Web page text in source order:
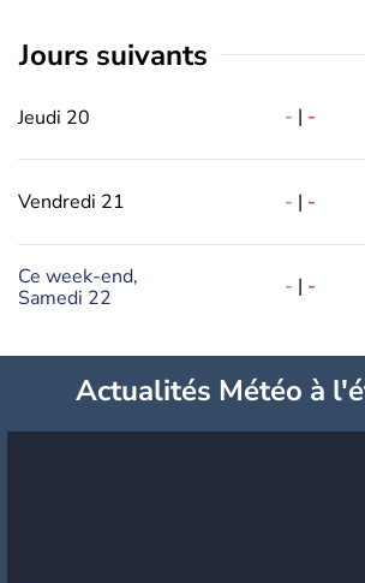
jours suivants
Jeudi 20 - | -
Vendredi 21 - | -
Ce week-end,
Samedi 22
- | -
Actualités Météo à